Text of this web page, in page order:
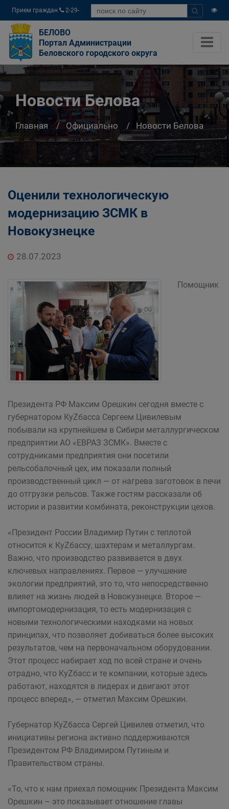
Прием граждан
2-29-
04
БЕЛОВО
Портал Администрации
Беловского городского округа
Новости Белова
Главная Официально Новости Белова
Оценили технологическую
модернизацию ЗСМК в
Новокузнецке
28.07.2023
Помощник
Президента РФ Максим Орешкин сегодня вместе с
губернатором КуZбасса Сергеем Цивилевым
побывали на крупнейшем в Сибири металлургическом
предприятии АО «ЕВРАЗ ЗСМК». Вместе с
сотрудниками предприятия они посетили
рельсобалочный цех, им показали полный
производственный цикл — от нагрева заготовок в печи
до отгрузки рельсов. Также гостям рассказали об
истории и развитии комбината, реконструкции цехов.
«Президент России Владимир Путин с теплотой
относится к КуZбассу, шахтерам и металлургам.
Важно, что производство развивается в двух
ключевых направлениях. Первое — улучшение
экологии предприятий, это то, что непосредственно
влияет на жизнь людей в Новокузнецке. Второе —
импортомодернизация, то есть модернизация с
новыми технологическими находками на новых
принципах, что позволяет добиваться более высоких
результатов, чем на первоначальном оборудовании.
Этот процесс набирает ход по всей стране и очень
отрадно, что КуZбасс и те компании, которые здесь
работают, находятся в лидерах и двигают этот
процесс вперед», — отметил Максим Орешкин.
Губернатор КуZбасса Сергей Цивилев отметил, что
инициативы региона активно поддерживаются
Президентом РФ Владимиром Путиным и
Правительством страны.
«То, что к нам приехал помощник Президента Максим
Орешкин – это показывает отношение главы